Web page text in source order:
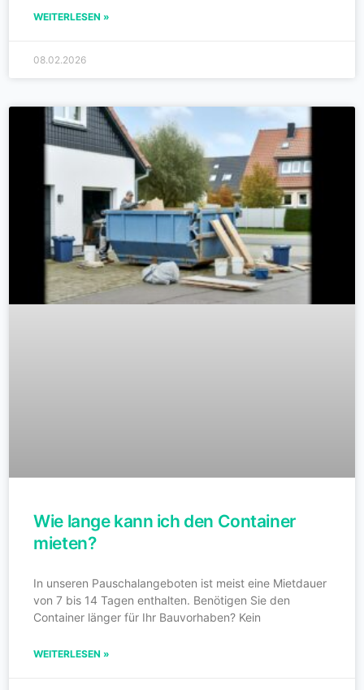
WEITERLESEN »
08.02.2026
Wie lange kann ich den Container
mieten?
In unseren Pauschalangeboten ist meist eine Mietdauer
von 7 bis 14 Tagen enthalten. Benötigen Sie den
Container länger für Ihr Bauvorhaben? Kein
WEITERLESEN »